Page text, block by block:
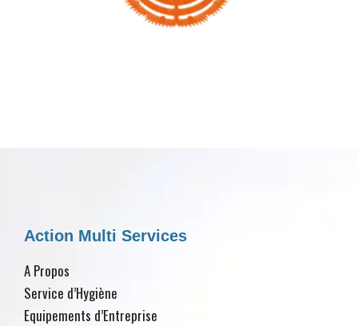
Action Multi Services
A Propos
Service d’Hygiène
Equipements d’Entreprise